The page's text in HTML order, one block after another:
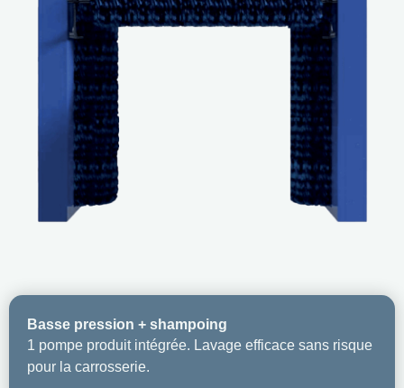
Basse pression + shampoing
1 pompe produit intégrée. Lavage efficace sans risque
pour la carrosserie.